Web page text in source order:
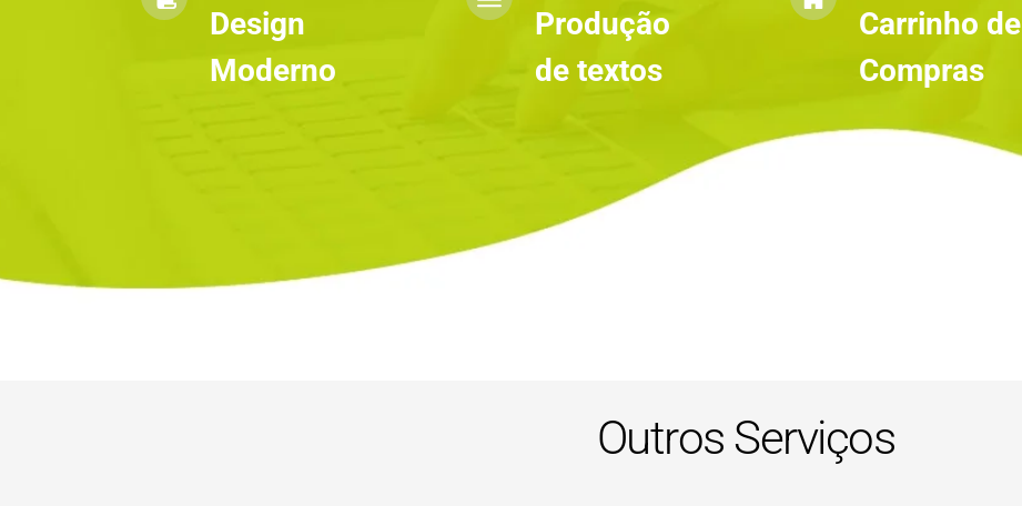
Design
Moderno
Produção
de textos
Carrinho de
Compras
Outros Serviços